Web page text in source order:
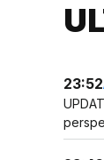
23:52